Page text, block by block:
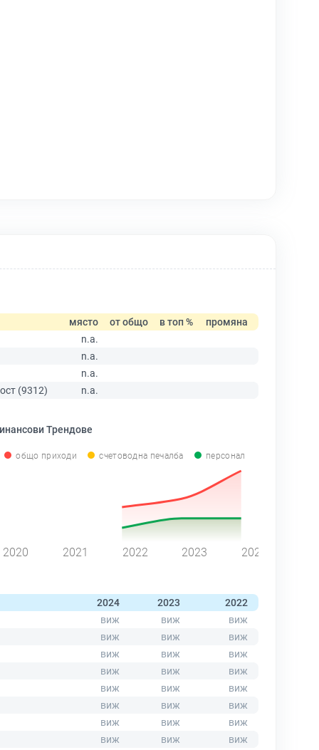
място от общо в топ %
промяна
n.a.
n.a.
n.a.
(9312)
n.a.
Трендове
общо приходи счетоводна печалба персонал
2020 2021 2022 2023 2024
2024 2023 2022